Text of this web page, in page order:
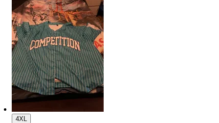
4XL